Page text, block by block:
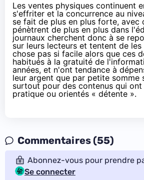
Les ventes physiques continuent
s'effriter et la concurrence au
se fait de plus en plus forte, avec
pénètrent de plus en plus dans
journaux cherchent donc à se
sur leurs lecteurs et tentent de les
chose pas si facile alors que ces
habitués à la gratuité de
années, et n'ont tendance à
leur argent que par petite somme
surtout pour des contenus qui ont
pratique ou orientés « détente ».
Commentaires (55)
Abonnez-vous pour prendre
Se connecter